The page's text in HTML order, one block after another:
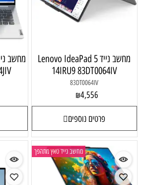
מחשב נייד Lenovo IdeaPad 5
14IRU9 83DT0064IV
83DT0064IV
₪4,556
פרטים נוספים
מחשב נייד טאץ מתהפך